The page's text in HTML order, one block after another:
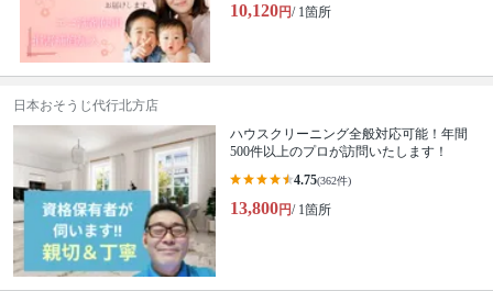
10,120円/ 1箇所
日本おそうじ代行北方店
ハウスクリーニング全般対応可能！年間
500件以上のプロが訪問いたします！
4.75(362件)
13,800円/ 1箇所